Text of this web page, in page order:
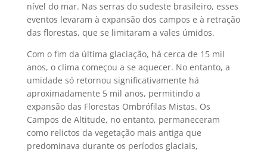
nível do mar. Nas serras do sudeste brasileiro, esses
eventos levaram à expansão dos campos e à retração
das florestas, que se limitaram a vales úmidos.
Com o fim da última glaciação, há cerca de 15 mil
anos, o clima começou a se aquecer. No entanto, a
umidade só retornou significativamente há
aproximadamente 5 mil anos, permitindo a
expansão das Florestas Ombrófilas Mistas. Os
Campos de Altitude, no entanto, permaneceram
como relictos da vegetação mais antiga que
predominava durante os períodos glaciais,